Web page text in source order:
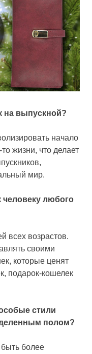
на выпускной?
начало
жизни, что делает
мир.
человеку любого
всех возрастов.
своими
которые ценят
подарок-кошелек
стили
полом?
более